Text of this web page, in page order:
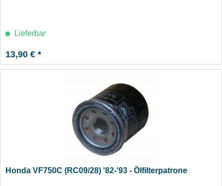
Lieferbar
13,90 € *
Honda VF750C (RC09/28) '82-'93 - Ölfilterpatrone